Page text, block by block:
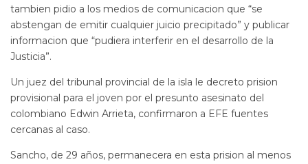
tambien pidio a los medios de comunicacion que “se
abstengan de emitir cualquier juicio precipitado” y publicar
informacion que “pudiera interferir en el desarrollo de la
Justicia”.
Un juez del tribunal provincial de la isla le decreto prision
provisional para el joven por el presunto asesinato del
colombiano Edwin Arrieta, confirmaron a EFE fuentes
cercanas al caso.
Sancho, de 29 años, permanecera en esta prision al menos